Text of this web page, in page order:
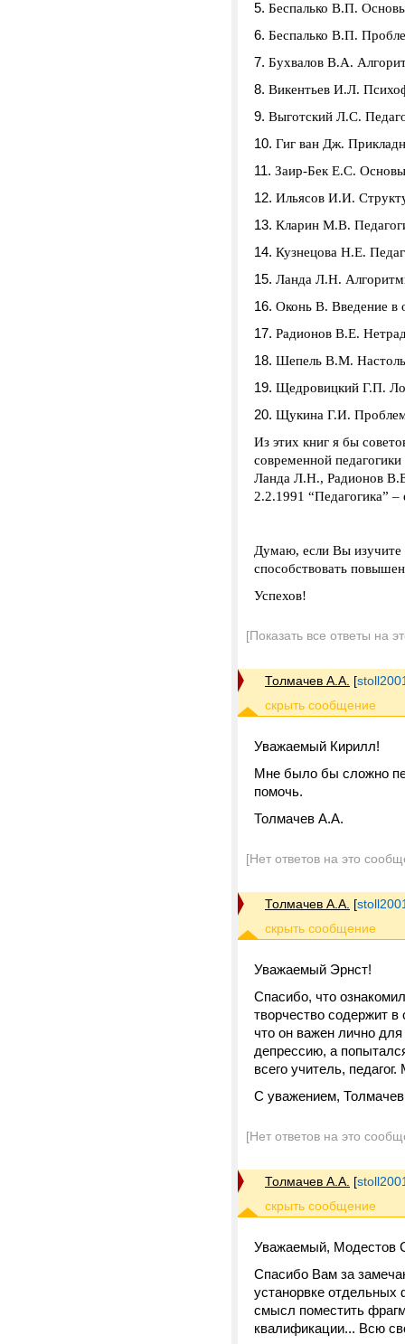
Беспалько В.П.
Беспалько В.П.
Бухвалов В.А.
Викентьев И.Л.
Выготский Л.С.
Гиг ван Дж.
Заир-Бек Е.С. Основы
Ильясов И.И.
Кларин М.В.
Кузнецова Н.Е.
Ланда Л.Н.
Оконь В. Введение
Радионов В.Е.
Шепель В.М.
Щедровицкий Г.П.
Щукина Г.И.
Из этих книг я бы
современной
Ланда Л.Н., Радионов
2.2.1991 “Педагогика”
Думаю, если Вы изучите
способствовать
Успехов!
[Показать все ответы на
Толмачев А.А. [
Уважаемый Кирилл!
Мне было бы сложно
помочь.
Толмачев А.А.
[Нет ответов на это
Толмачев А.А. [
Уважаемый Эрнст!
Спасибо, что
творчество содержит
что он важен лично
депрессию, а
всего учитель,
С уважением,
[Нет ответов на это
Толмачев А.А. [
Уважаемый, Модестов
Спасибо Вам за
устанорвке отдельных
смысл поместить
квалификации... Всю